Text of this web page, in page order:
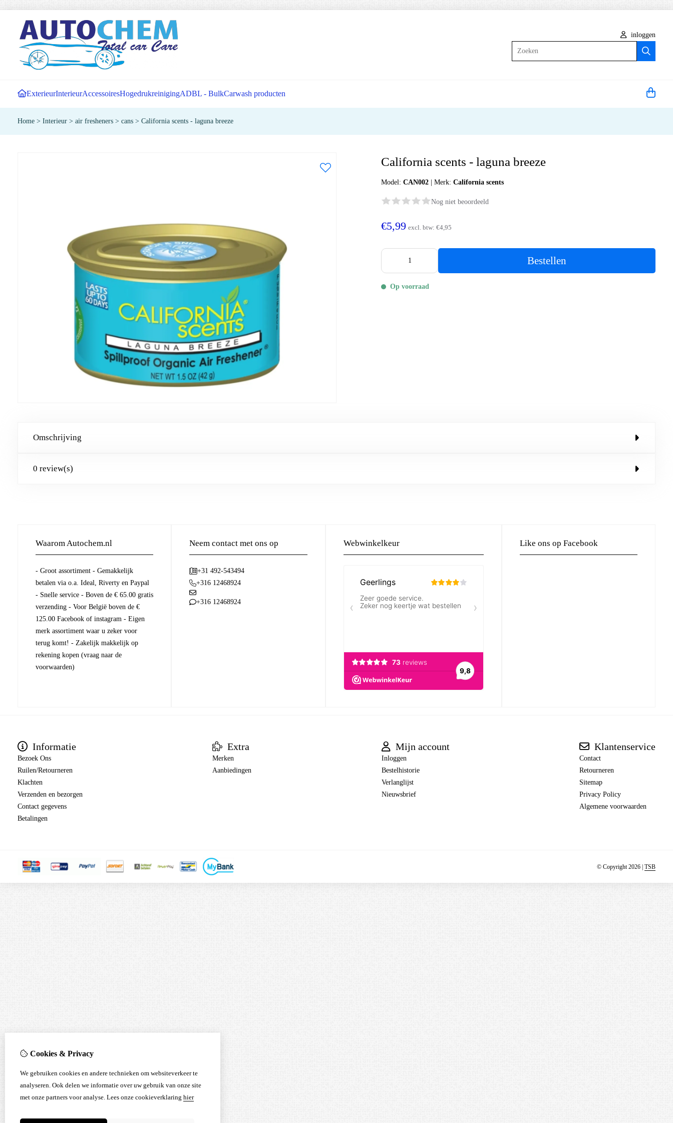
inloggen
ExterieurInterieurAccessoiresHogedrukreinigingADBL - BulkCarwash producten
Home > Interieur > air fresheners > cans > California scents - laguna breeze
California scents - laguna breeze
Model:CAN002 |Merk:California scents
Nog niet beoordeeld
€5,99 excl. btw:€4,95
Bestellen
Op voorraad
Omschrijving
0 review(s)
Waarom Autochem.nl
- Groot assortiment - Gemakkelijk
betalen via o.a. Ideal, Riverty en Paypal
- Snelle service - Boven de € 65.00 gratis
verzending - Voor België boven de €
125.00 Facebook of instagram - Eigen
merk assortiment waar u zeker voor
terug komt! - Zakelijk makkelijk op
rekening kopen (vraag naar de
voorwaarden)
Neem contact met ons op
+31 492-543494
+316 12468924
+316 12468924
Webwinkelkeur Like ons op Facebook
Informatie
Bezoek Ons
Ruilen/Retourneren
Klachten
Verzenden en bezorgen
Contact gegevens
Betalingen
Extra
Merken
Aanbiedingen
Mijn account
Inloggen
Bestelhistorie
Verlanglijst
Nieuwsbrief
Klantenservice
Contact
Retourneren
Sitemap
Privacy Policy
Algemene voorwaarden
© Copyright 2026 | TSB
Cookies & Privacy
We gebruiken cookies en andere technieken om websiteverkeer te
analyseren. Ook delen we informatie over uw gebruik van onze site
met onze partners voor analyse. Lees onze cookieverklaring hier